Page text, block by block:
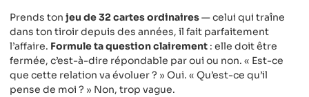
Prends ton jeu de 32 cartes ordinaires— celui qui traîne
dans ton tiroir depuis des années, il fait parfaitement
l’affaire. Formule ta question clairement : elle doit être
fermée, c’est-à-dire répondable par oui ou non. « Est-ce
que cette relation va évoluer ? » Oui. « Qu’est-ce qu’il
pense de moi ? » Non, trop vague.